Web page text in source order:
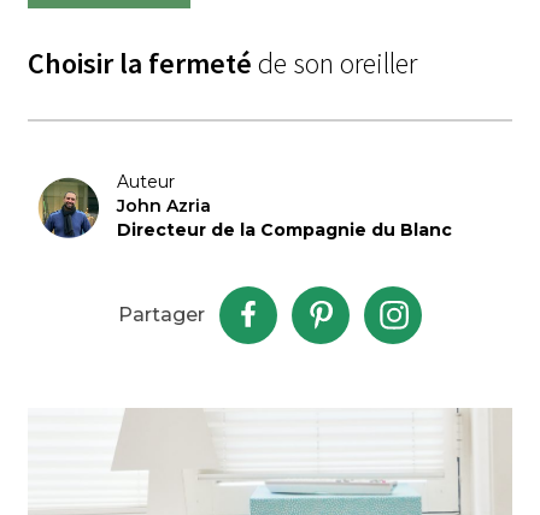
Choisir la fermetéde son oreiller
Auteur
John Azria
Directeur de la Compagnie du Blanc
Partager